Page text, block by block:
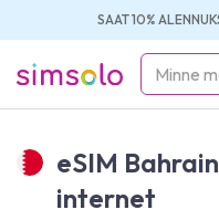
SAAT 10%
simsolo
eSIM
internet